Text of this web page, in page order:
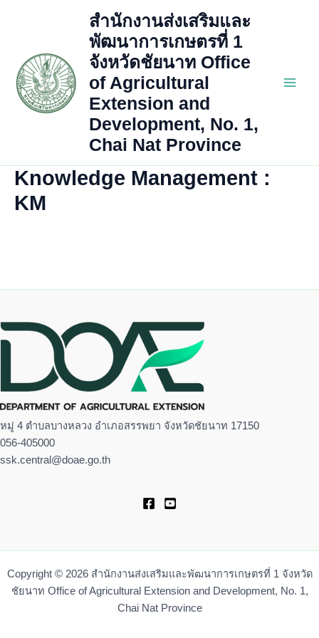
สำนักงานส่งเสริมและ
พัฒนาการเกษตรที่ 1
จังหวัดชัยนาท Office
of Agricultural
Extension and
Development, No. 1,
Chai Nat Province
Knowledge Management :
KM
หมู่ 4 ตำบลบางหลวง อำเภอสรรพยา จังหวัดชัยนาท 17150
056-405000
ssk.central@doae.go.th
Copyright © 2026 สำนักงานส่งเสริมและพัฒนาการเกษตรที่ 1 จังหวัด
ชัยนาท Office of Agricultural Extension and Development, No. 1,
Chai Nat Province